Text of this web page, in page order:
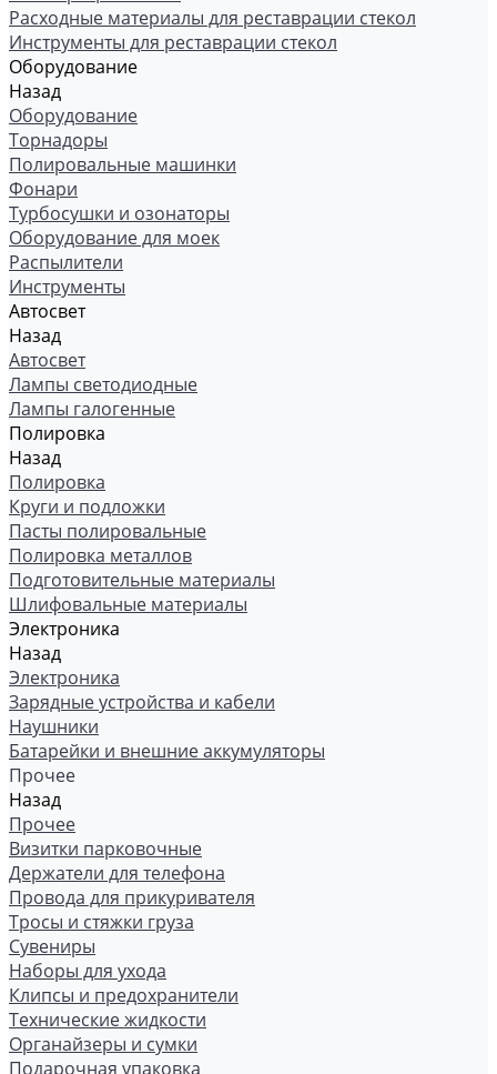
Расходные материалы для реставрации стекол
Инструменты для реставрации стекол
Оборудование
Назад
Оборудование
Торнадоры
Полировальные машинки
Фонари
Турбосушки и озонаторы
Оборудование для моек
Распылители
Инструменты
Автосвет
Назад
Автосвет
Лампы светодиодные
Лампы галогенные
Полировка
Назад
Полировка
Круги и подложки
Пасты полировальные
Полировка металлов
Подготовительные материалы
Шлифовальные материалы
Электроника
Назад
Электроника
Зарядные устройства и кабели
Наушники
Батарейки и внешние аккумуляторы
Прочее
Назад
Прочее
Визитки парковочные
Держатели для телефона
Провода для прикуривателя
Тросы и стяжки груза
Сувениры
Наборы для ухода
Клипсы и предохранители
Технические жидкости
Органайзеры и сумки
Подарочная упаковка